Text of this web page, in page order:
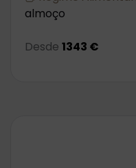
almoço
Desde 1343 €